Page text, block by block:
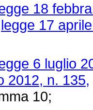
18
legge 17
6 luglio
2012, n. 135,
10;